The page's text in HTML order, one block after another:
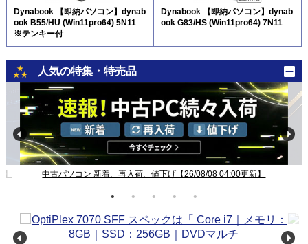
Dynabook 【即納パソコン】dynab
ook B55/HU (Win11pro64) 5N11
※テンキー付
Dynabook 【即納パソコン】dynab
ook G83/HS (Win11pro64) 7N11
人気の特集・特売品
中古パソコン 新着、再入荷、値下げ【26/08/08 04:00更新】